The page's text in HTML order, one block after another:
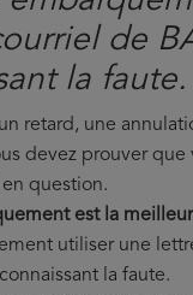
de
la faute.
retard, une
devez prouver que
question.
est la
utiliser une
la faute.